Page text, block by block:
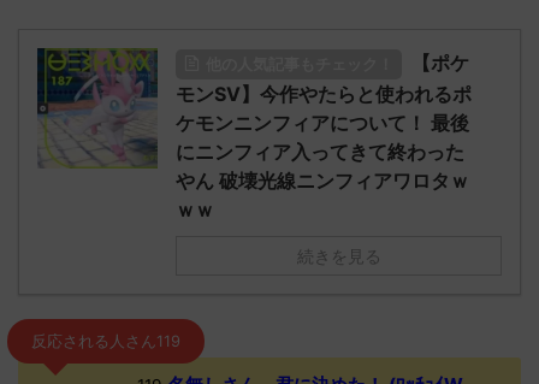
【ポケ
モンSV】今作やたらと使われるポ
ケモンニンフィアについて！ 最後
にニンフィア入ってきて終わった
やん 破壊光線ニンフィアワロタｗ
ｗｗ
続きを見る
反応される人さん119